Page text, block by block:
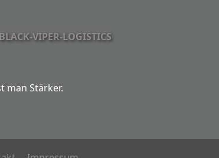
BLACK-VIPER-LOGISTICS
man Stärker.